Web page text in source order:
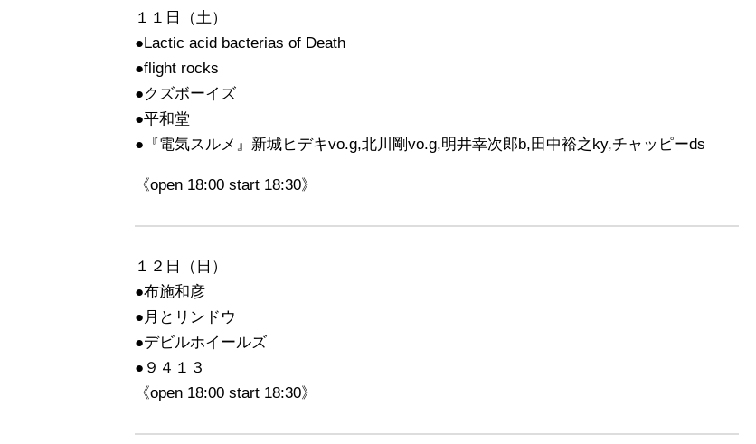
１１日（土）
●Lactic acid bacterias of Death
●flight rocks
●クズボーイズ
●平和堂
●『電気スルメ』新城ヒデキvo.g,北川剛vo.g,明井幸次郎b,田中裕之ky,チャッピーds
《open 18:00 start 18:30》
１２日（日）
●布施和彦
●月とリンドウ
●デビルホイールズ
●９４１３
《open 18:00 start 18:30》